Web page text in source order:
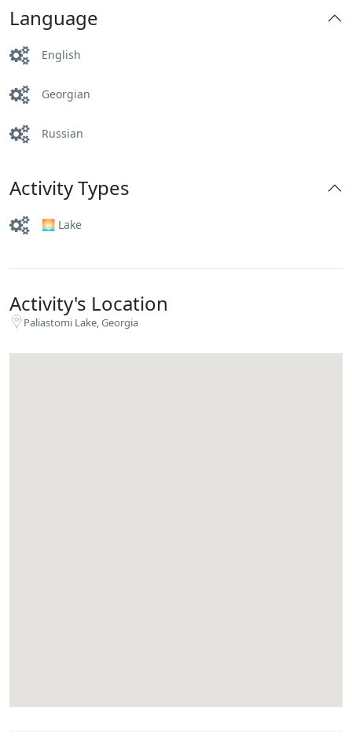
Language
English
Georgian
Russian
Activity Types
🌅 Lake
Activity's Location
Paliastomi Lake, Georgia